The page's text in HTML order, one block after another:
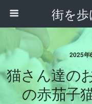
街を
2025年
猫さん達の
の赤茄子